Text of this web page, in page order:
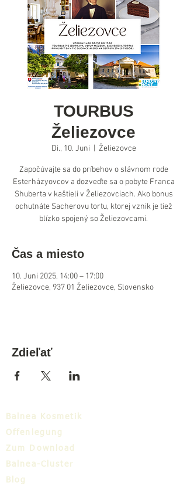
TOURBUS
Želiezovce
Di., 10. Juni Želiezovce
Započúvajte sa do príbehov o slávnom rode
Esterházyovcov a dozveďte sa o pobyte Franca
Shuberta v kaštieli v Želiezovciach. Ako bonus
ochutnáte Sacherovu tortu, ktorej vznik je tiež
blízko spojený so Želiezovcami.
Čas a miesto
10. Juni 2025, 14:00 – 17:00
Želiezovce, 937 01 Želiezovce, Slovensko
Zdieľať
Balnea Kosmetik
Offenlegung
Zum Download
Balnea-Cluster
Blog